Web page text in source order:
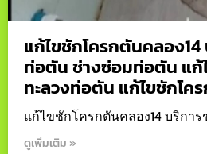
แก้ไขชักโครกตันคลอง14
ท่อตัน ช่างซ่อมท่อตัน แก้
ทะลวงท่อตัน แก้ไขชักโค
แก้ไขชักโครกตันคลอง14 บริกา
ดูเพิ่มเติม »